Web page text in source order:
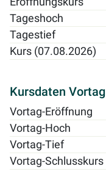
Tageshoch
Tagestief
Kurs (07.08.2026)
Kursdaten Vortag
Vortag-Eröffnung
Vortag-Hoch
Vortag-Tief
Vortag-Schlusskurs